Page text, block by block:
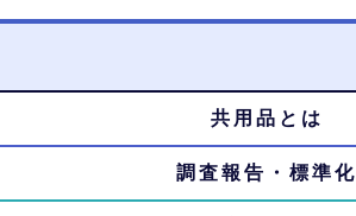
メ
ニ
共用品とは
調査報告・標準化